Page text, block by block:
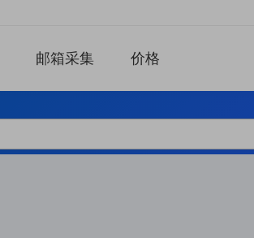
邮箱采集 价格